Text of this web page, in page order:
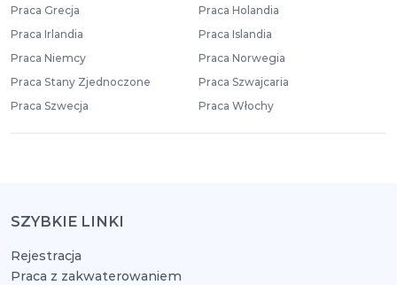
Praca Grecja
Praca Holandia
Praca Irlandia
Praca Islandia
Praca Niemcy
Praca Norwegia
Praca Stany Zjednoczone
Praca Szwajcaria
Praca Szwecja
Praca Włochy
SZYBKIE LINKI
Rejestracja
Praca z zakwaterowaniem